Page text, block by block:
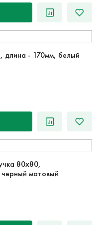
длина - 170мм, белый
80х80,
матовый